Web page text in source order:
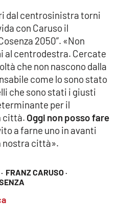
FRANZ CARUSO ·
dal centrosinistra torni
con Caruso il
2050”. «Non
al centrodestra. Cercate
che non nascono dalla
come lo sono stato
che sono stati i giusti
per il
città. Oggi non posso fare
a farne uno in avanti
nostra città».